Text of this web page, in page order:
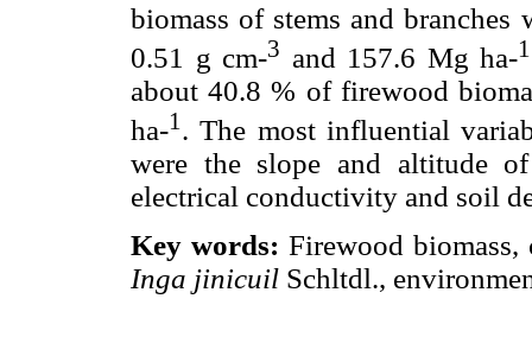
biomass of stems and branches
0.51 g cm-3 and 157.6 Mg ha-1
about 40.8 % of firewood
ha-1 . The most influential
were the slope and altitude
electrical conductivity and soil
Key words: Firewood biomass,
Inga jinicuil Schltdl.,